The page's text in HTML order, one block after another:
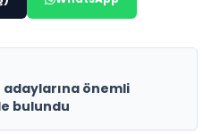
adaylarına önemli
bulundu